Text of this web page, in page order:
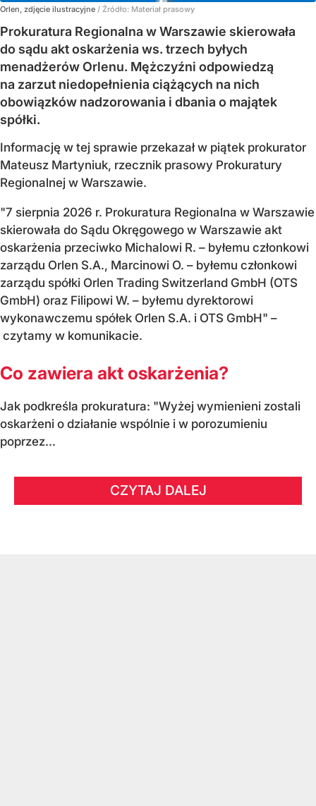
Orlen, zdjęcie ilustracyjne / Źródło: Materiał prasowy
Prokuratura Regionalna w Warszawie skierowała
do sądu akt oskarżenia ws. trzech byłych
menadżerów Orlenu. Mężczyźni odpowiedzą
na zarzut niedopełnienia ciążących na nich
obowiązków nadzorowania i dbania o majątek
spółki.
Informację w tej sprawie przekazał w piątek prokurator
Mateusz Martyniuk, rzecznik prasowy Prokuratury
Regionalnej w Warszawie.
"7 sierpnia 2026 r. Prokuratura Regionalna w Warszawie
skierowała do Sądu Okręgowego w Warszawie akt
oskarżenia przeciwko Michalowi R. – byłemu członkowi
zarządu Orlen S.A., Marcinowi O. – byłemu członkowi
zarządu spółki Orlen Trading Switzerland GmbH (OTS
GmbH) oraz Filipowi W. – byłemu dyrektorowi
wykonawczemu spółek Orlen S.A. i OTS GmbH" –
czytamy w komunikacie.
Co zawiera akt oskarżenia?
Jak podkreśla prokuratura: "Wyżej wymienieni zostali
oskarżeni o działanie wspólnie i w porozumieniu
poprzez...
CZYTAJ DALEJ